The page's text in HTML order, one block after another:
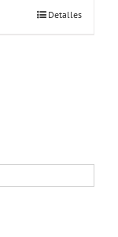
Detalles